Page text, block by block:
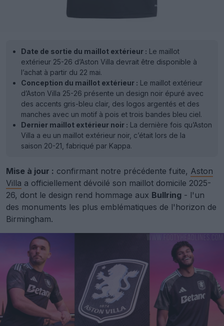
Date de sortie du maillot extérieur : Le maillot
extérieur 25-26 d’Aston Villa devrait être disponible à
l’achat à partir du 22 mai.
Conception du maillot extérieur : Le maillot extérieur
d’Aston Villa 25-26 présente un design noir épuré avec
des accents gris-bleu clair, des logos argentés et des
manches avec un motif à pois et trois bandes bleu ciel.
Dernier maillot extérieur noir : La dernière fois qu’Aston
Villa a eu un maillot extérieur noir, c’était lors de la
saison 20-21, fabriqué par Kappa.
Mise à jour : confirmant notre précédente fuite, Aston
Villa a officiellement dévoilé son maillot domicile 2025-
26, dont le design rend hommage aux Bullring - l'un
des monuments les plus emblématiques de l'horizon de
Birmingham.